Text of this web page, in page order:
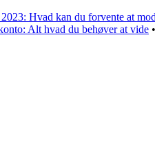
Hvad kan du forvente at
Alt hvad du behøver at vide •